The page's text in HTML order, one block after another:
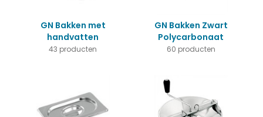
GN Bakken met
handvatten
43 producten
GN Bakken Zwart
Polycarbonaat
60 producten